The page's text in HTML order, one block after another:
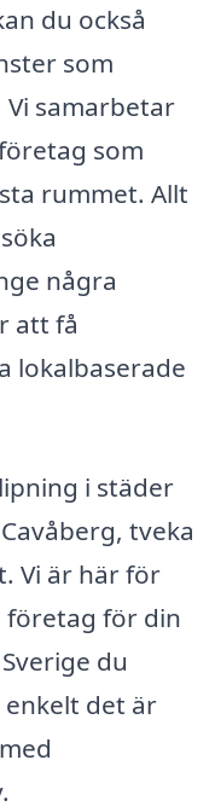
du också
som
samarbetar
som
rummet. Allt
några
att få
lokalbaserade
i städer
tveka
Vi är här för
för din
du
det är